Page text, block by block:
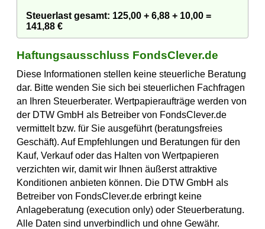
Steuerlast gesamt: 125,00 + 6,88 + 10,00 =
141,88 €
Haftungsausschluss FondsClever.de
Diese Informationen stellen keine steuerliche Beratung
dar. Bitte wenden Sie sich bei steuerlichen Fachfragen
an Ihren Steuerberater. Wertpapieraufträge werden von
der DTW GmbH als Betreiber von FondsClever.de
vermittelt bzw. für Sie ausgeführt (beratungsfreies
Geschäft). Auf Empfehlungen und Beratungen für den
Kauf, Verkauf oder das Halten von Wertpapieren
verzichten wir, damit wir Ihnen äußerst attraktive
Konditionen anbieten können. Die DTW GmbH als
Betreiber von FondsClever.de erbringt keine
Anlageberatung (execution only) oder Steuerberatung.
Alle Daten sind unverbindlich und ohne Gewähr.